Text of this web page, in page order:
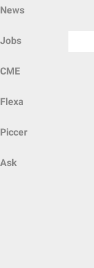
News
Jobs
CME
Flexa
Piccer
Ask